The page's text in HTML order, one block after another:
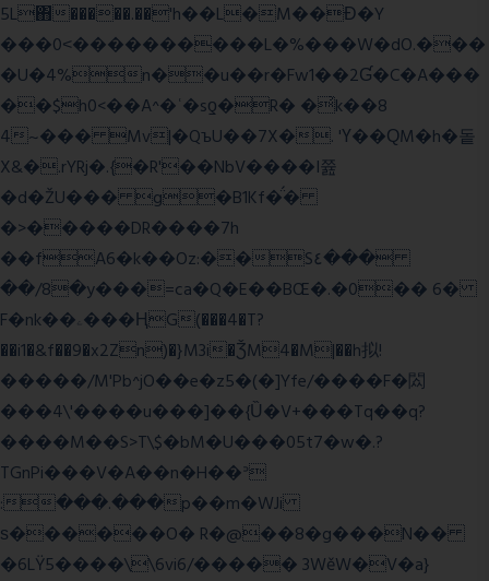
5L΋�����.��'h��L�M��Ɖ�Y
���0˂����������L�%���W�dO.���
�U�4%n��u��r�Fw1��2Ɠ�C�A���
��$h0<��A^�ʿ�sƍ�R� �͗k��8
4~��� Mv|�QъU��7X�. 'Ү��ԚM�h�돝
X&�.rYRj�.{�R'��NbV����I쯆
�d�ŽU��� g�B1Kf�̈́�
�>�����DR����7h
��fA6�k��Oz:��S٤���
��/8�y���=ca�Q�E��BŒ�.�0�� 6�
F�nk��ۦ���ҢG(���4�T?
��i1�&f��9�x2Zn)�}M3i�ǮM4�M|��h拟!
�����/M'Pb^jO��e�z5�(�]Yfe/����F�閦
���4\'����u���]��{Ȕ�V+���Tq��q?
����M��S>T\$�bM�U���05t7�w�.?
TGnPi���V�A��n�H��ᐣ
:���.���p��m�WJi
ѕ������O� R�@��8�g���N��
�6LŸ5����\\6vi6/����� 3WěW�V�a}